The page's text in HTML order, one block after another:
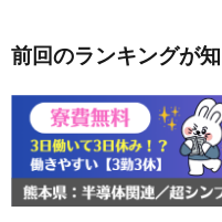
前回のランキングが